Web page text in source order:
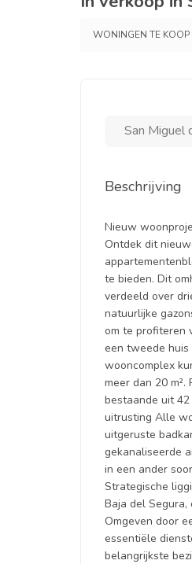
WONINGEN TE KOOP
San Miguel
Beschrijving
Nieuw
Ontdek dit
te bieden. Dit
verdeeld over
natuurlijke
om te profiteren
een tweede
wooncomplex
meer dan 20
bestaande uit
uitrusting Alle
uitgeruste
gekanaliseerde
in een ander
Strategische
Baja del
Omgeven door
essentiële
belangrijkste